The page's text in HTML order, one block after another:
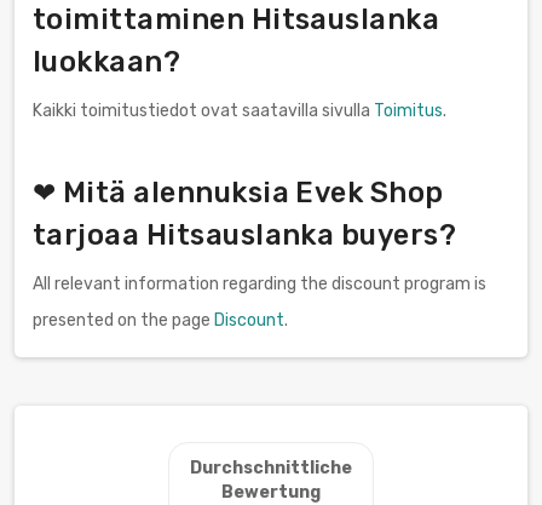
toimittaminen Hitsauslanka
luokkaan?
Kaikki toimitustiedot ovat saatavilla sivulla Toimitus.
❤ Mitä alennuksia Evek Shop
tarjoaa Hitsauslanka buyers?
All relevant information regarding the discount program is
presented on the page Discount.
Durchschnittliche
Bewertung